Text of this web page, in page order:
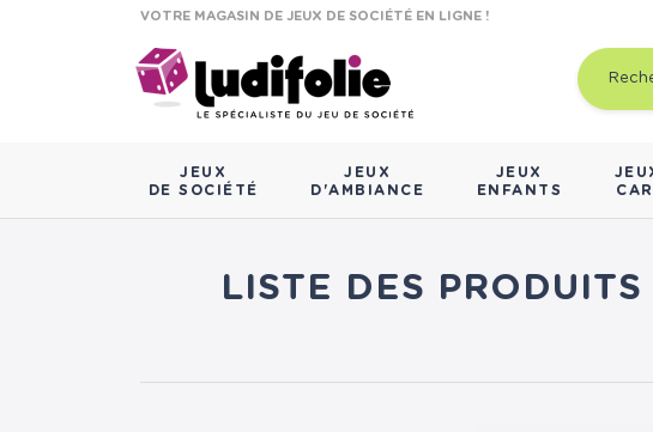
VOTRE MAGASIN DE JEUX DE SOCIÉTÉ EN LIGNE !
JEUX
DE SOCIÉTÉ
JEUX
D'AMBIANCE
JEUX
ENFANTS
LISTE DES